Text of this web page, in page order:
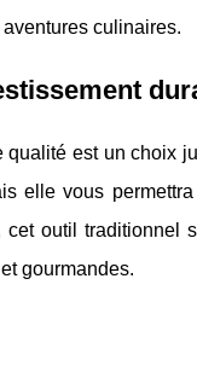
culinaires.
qualité est un choix
elle vous
outil traditionnel
gourmandes.